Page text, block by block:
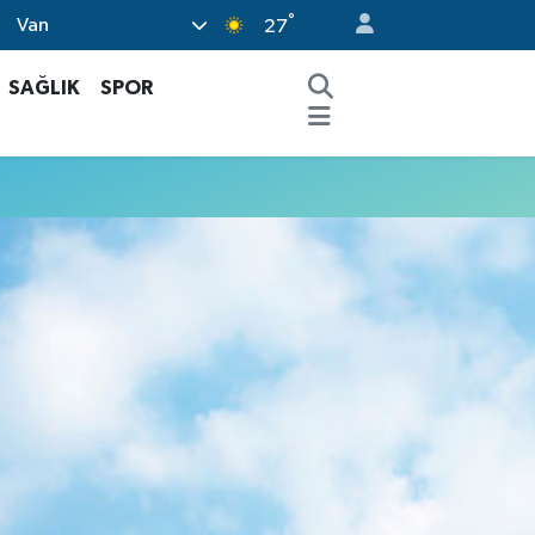
Van 27°
SAĞLIK
SPOR